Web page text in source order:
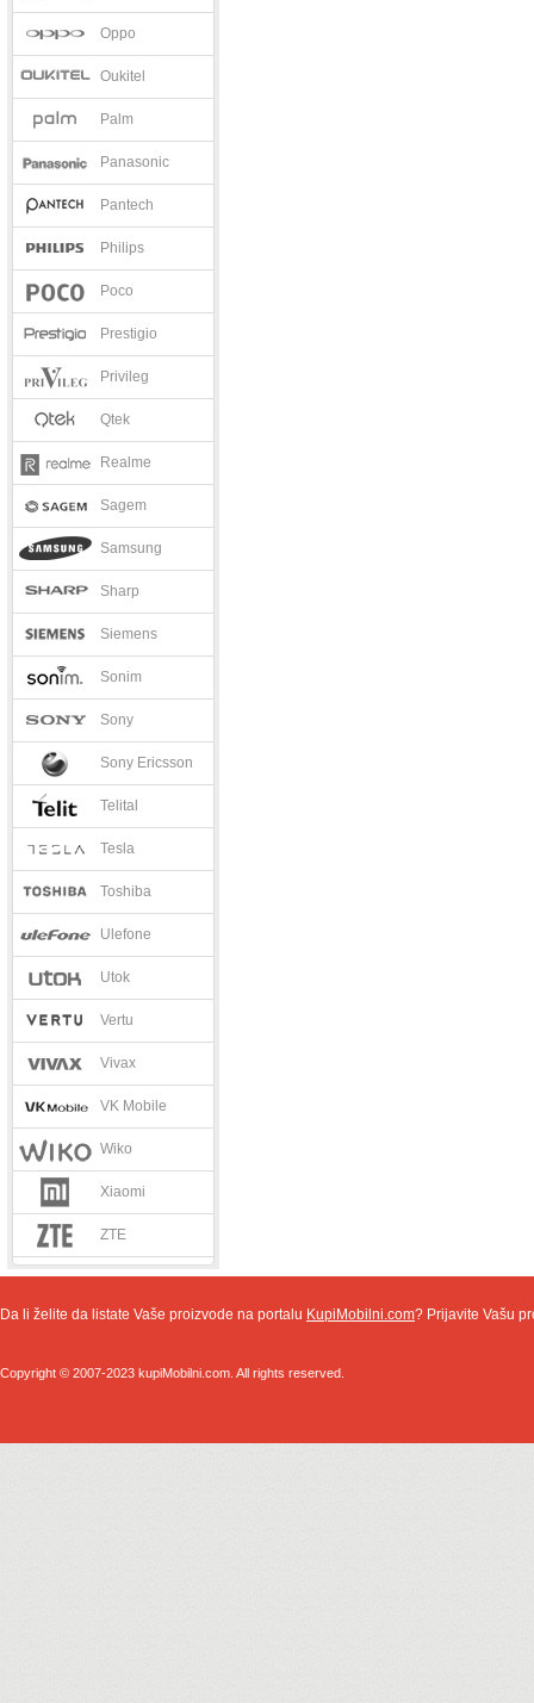
Oppo
Oukitel
Palm
Panasonic
Pantech
Philips
Poco
Prestigio
Privileg
Qtek
Realme
Sagem
Samsung
Sharp
Siemens
Sonim
Sony
Sony Ericsson
Telital
Tesla
Toshiba
Ulefone
Utok
Vertu
Vivax
VK Mobile
Wiko
Xiaomi
ZTE
Da li želite da listate Vaše proizvode na portalu KupiMobilni.com? Prijavite Vašu
Copyright © 2007-2023 kupiMobilni.com. All rights reserved.